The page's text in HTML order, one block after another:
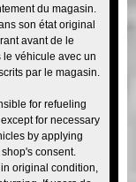
du magasin.
son état original
avant de le
le véhicule avec un
par le magasin.
for refueling
for necessary
by applying
consent.
original condition,